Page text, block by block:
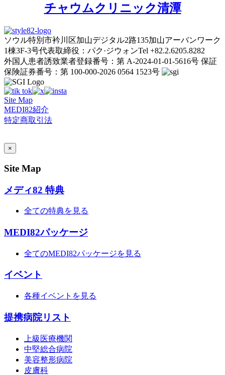
チャウムクリニック清潭
ソウル特別市衿川区加山デジタル2路135加山アーバンワーク
1棟3F-3号代表取締役：パク·ジウォンTel +82.2.6205.8282
外国人患者誘致業者登録番号：第 A-2024-01-01-5616号 保証
保険証券番号：第 100-000-2026 0564 1523号
Site Map
MEDI82紹介
特定商取引法
×
Site Map
メディ82 特典
全ての特典を見る
MEDI82パッケージ
全てのMEDI82パッケージを見る
イベント
各種イベントを見る
提携病院リスト
上級医療機関
中堅総合病院
美容整形病院
皮膚科